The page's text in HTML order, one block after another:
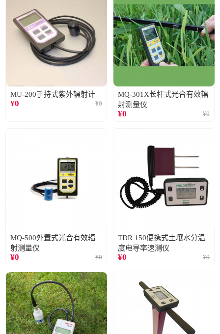
MU-200手持式紫外辐射计
¥0 ¥0
MQ-301X长杆式光合有效辐
射测量仪
¥0 ¥0
MQ-500外置式光合有效辐
射测量仪
¥0 ¥0
TDR 150便携式土壤水分温
度电导率速测仪
¥0 ¥0